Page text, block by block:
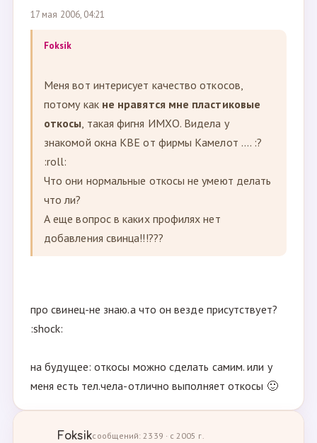
17 мая 2006, 04:21
Foksik
Меня вот интерисует качество откосов,
потому как не нравятся мне пластиковые
откосы, такая фигня ИМХО. Видела у
знакомой окна КВЕ от фирмы Камелот .... :?
:roll:
Что они нормальные откосы не умеют делать
что ли?
А еще вопрос в каких профилях нет
добавления свинца!!!???
про свинец-не знаю.а что он везде присутствует?
:shock:
на будущее: откосы можно сделать самим. или у
меня есть тел.чела-отлично выполняет откосы 🙂
Foksikсообщений: 2339 · с 2005 г.